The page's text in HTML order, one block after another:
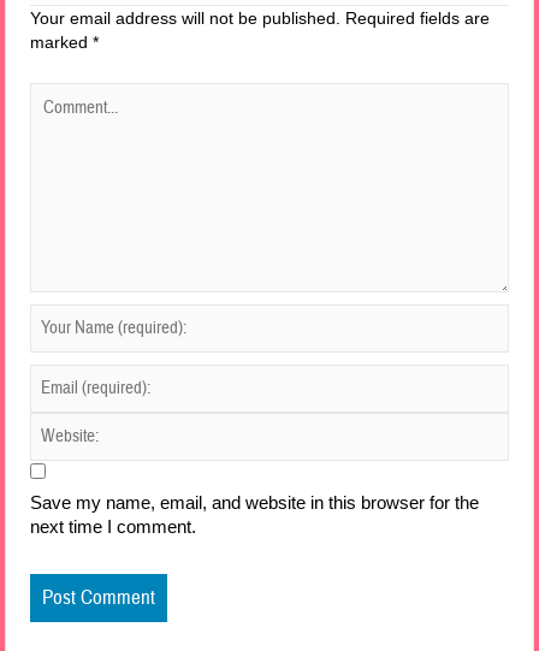
Your email address will not be published.
Required fields are
marked*
Save my name, email, and website in this browser for the
next time I comment.